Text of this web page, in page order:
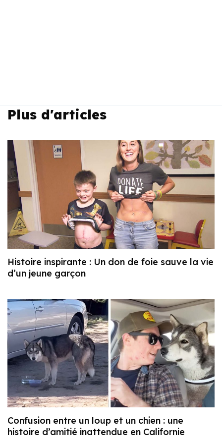
Plus d'articles
Histoire inspirante : Un don de foie sauve la vie
d’un jeune garçon
Confusion entre un loup et un chien : une
histoire d’amitié inattendue en Californie